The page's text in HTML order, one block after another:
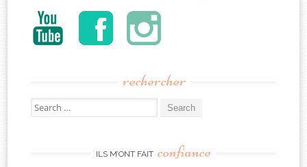
rechercher
Search
for:
ILS M’ONT FAIT confiance